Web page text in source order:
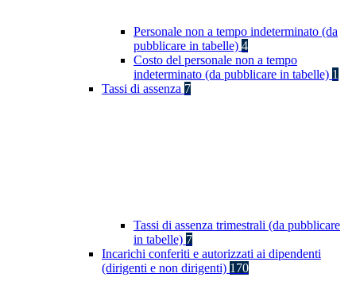
Personale non a tempo indeterminato (da
pubblicare in tabelle) 4
Costo del personale non a tempo
indeterminato (da pubblicare in tabelle) 1
Tassi di assenza 7
Tassi di assenza trimestrali (da pubblicare
in tabelle) 7
Incarichi conferiti e autorizzati ai dipendenti
(dirigenti e non dirigenti) 170